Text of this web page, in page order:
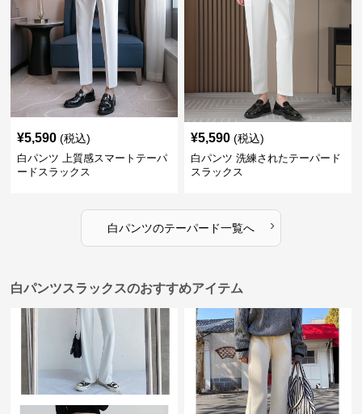
¥5,590 (税込)
白パンツ 上質感スマートテーパ
ードスラックス
¥5,590 (税込)
白パンツ 洗練されたテーパード
スラックス
白パンツのテーパード一覧へ ›
白パンツスラックスのおすすめアイテム